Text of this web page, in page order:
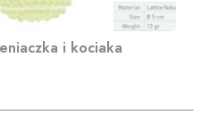
i kociaka